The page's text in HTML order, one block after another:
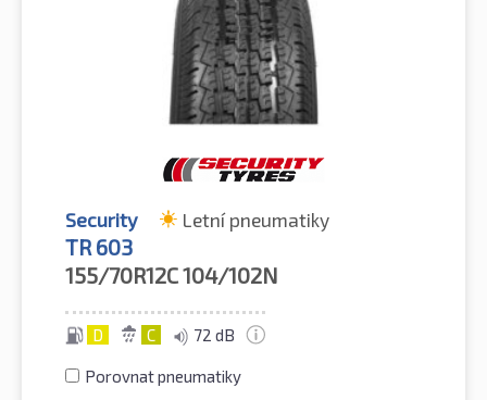
Security Letní pneumatiky
TR 603
155/70R12C104/102N
D C 72 dB
Porovnat pneumatiky